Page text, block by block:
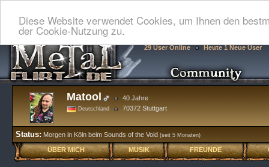
Diese Website verwendet Cookies, um Ihnen den
der Cookie-Nutzung zu.
29 User Online Heute 1 Neue User
Matool 40 Jahre
Deutschland 70372 Stuttgart
Status: Morgen in Köln beim Sounds of the Void (seit 5 Monaten)
ÜBER MICH MUSIK FREUNDE